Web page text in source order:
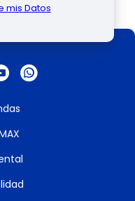
mis Datos